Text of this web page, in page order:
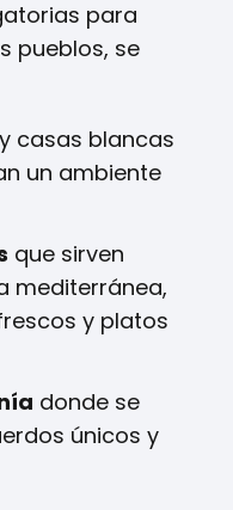
para
pueblos, se
y casas blancas
un ambiente
que sirven
mediterránea,
y platos
donde se
únicos y